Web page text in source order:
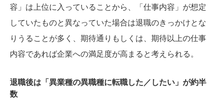
容」は上位に入っていることから、「仕事内容」が想定
していたものと異なっていた場合は退職のきっかけとな
りうることが多く、期待通りもしくは、期待以上の仕事
内容であれば企業への満足度が高まると考えられる。
退職後は「異業種の異職種に転職した／したい」が約半
数